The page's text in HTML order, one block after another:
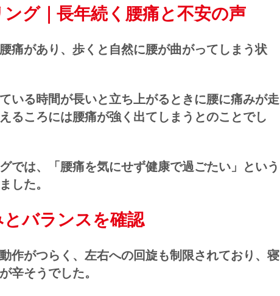
グ｜長年続く腰痛と不安の声
痛があり、歩くと自然に腰が曲がってしまう状
いる時間が長いと立ち上がるときに腰に痛みが走
るころには腰痛が強く出てしまうとのことでし
では、「腰痛を気にせず健康で過ごたい」という
した。
バランスを確認
作がつらく、左右への回旋も制限されており、寝
辛そうでした。